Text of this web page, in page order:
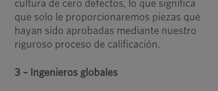
cultura de cero defectos, lo que significa
que solo le proporcionaremos piezas que
hayan sido aprobadas mediante nuestro
riguroso proceso de calificación.
3 – Ingenieros globales